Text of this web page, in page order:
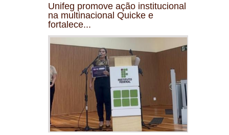
Unifeg promove ação institucional
na multinacional Quicke e
fortalece...